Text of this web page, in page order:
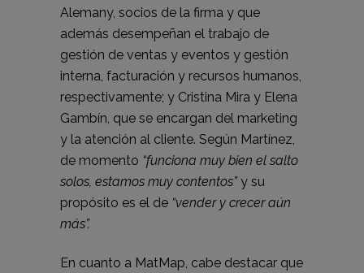
Alemany, socios de la firma y que
además desempeñan el trabajo de
gestión de ventas y eventos y gestión
interna, facturación y recursos humanos,
respectivamente; y Cristina Mira y Elena
Gambín, que se encargan del marketing
y la atención al cliente. Según Martínez,
de momento “funciona muy bien el salto
solos, estamos muy contentos”y su
propósito es el de “vender y crecer aún
más”.
En cuanto a MatMap, cabe destacar que